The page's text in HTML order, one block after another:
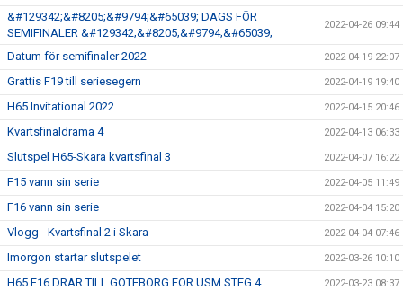
&#129342;&#8205;&#9794;&#65039; DAGS FÖR
SEMIFINALER &#129342;&#8205;&#9794;&#65039;
2022-04-26 09:44
Datum för semifinaler 2022 2022-04-19 22:07
Grattis F19 till seriesegern 2022-04-19 19:40
H65 Invitational 2022 2022-04-15 20:46
Kvartsfinaldrama 4 2022-04-13 06:33
Slutspel H65-Skara kvartsfinal 3 2022-04-07 16:22
F15 vann sin serie 2022-04-05 11:49
F16 vann sin serie 2022-04-04 15:20
Vlogg - Kvartsfinal 2 i Skara 2022-04-04 07:46
Imorgon startar slutspelet 2022-03-26 10:10
H65 F16 DRAR TILL GÖTEBORG FÖR USM STEG 4 2022-03-23 08:37